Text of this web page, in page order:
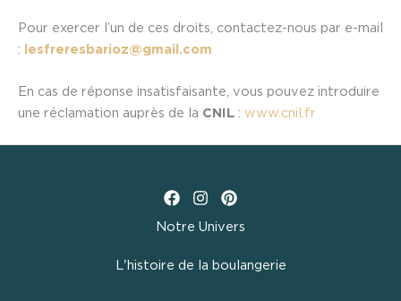
Pour exercer l’un de ces droits, contactez-nous par e-mail
: lesfreresbarioz@gmail.com
En cas de réponse insatisfaisante, vous pouvez introduire
une réclamation auprès de la CNIL : www.cnil.fr
Notre Univers
L'histoire de la boulangerie